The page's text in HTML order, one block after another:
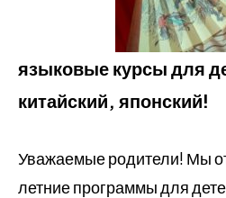
языковые курсы для
китайский, японский!
Уважаемые родители! Мы
летние программы для